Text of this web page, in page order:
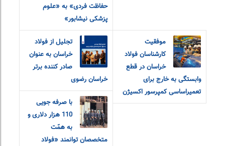
حفاظت فردی» به «علوم
پزشکی نیشابور»
موفقیت
کارشناسان فولاد
خراسان در قطع
وابستگی به خارج برای
تعمیراساسی کمپرسور اکسیژن
تجلیل از فولاد
خراسان به عنوان
صادر کننده برتر
خراسان رضوی
با صرفه جویی
110 هزار دلاری و
به همّت
متخصصان توانمند «فولاد